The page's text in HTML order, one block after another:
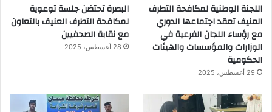
اللجنة الوطنية لمكافحة التطرف
العنيف تعقد اجتماعها الدوري
مع رؤساء اللجان الفرعية في
الوزارات والمؤسسات والهيئات
الحكومية
29 أغسطس، 2025
البصرة تحتضن جلسة توعوية
لمكافحة التطرف العنيف بالتعاون
مع نقابة الصحفيين
28 أغسطس، 2025